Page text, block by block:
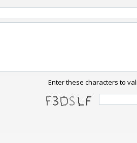
Enter these characters to